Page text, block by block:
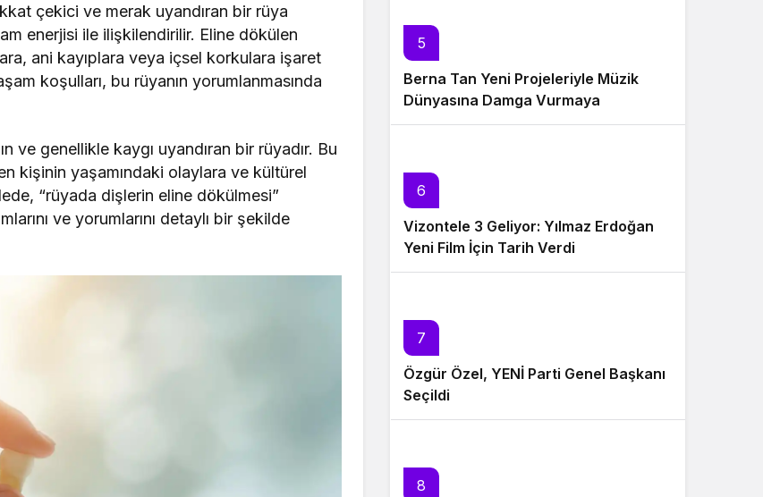
çekici ve merak uyandıran bir rüya
enerjisi ile ilişkilendirilir. Eline dökülen
ani kayıplara veya içsel korkulara işaret
koşulları, bu rüyanın yorumlanmasında
ve genellikle kaygı uyandıran bir rüyadır. Bu
kişinin yaşamındaki olaylara ve kültürel
“rüyada dişlerin eline dökülmesi”
ve yorumlarını detaylı bir şekilde
5
Berna Tan Yeni Projeleriyle Müzik
Dünyasına Damga Vurmaya
Hazırlanıyor
6
Vizontele 3 Geliyor: Yılmaz Erdoğan
Yeni Film İçin Tarih Verdi
7
Özgür Özel, YENİ Parti Genel Başkanı
Seçildi
8